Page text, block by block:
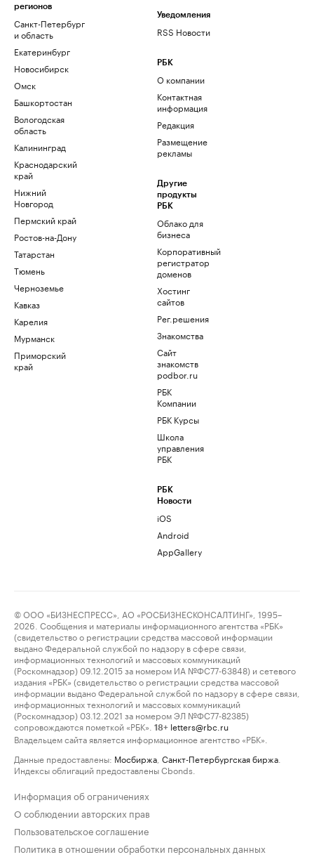
регионов
Санкт-Петербург
и область
Екатеринбург
Новосибирск
Омск
Башкортостан
Вологодская
область
Калининград
Краснодарский
край
Нижний
Новгород
Пермский край
Ростов-на-Дону
Татарстан
Тюмень
Черноземье
Кавказ
Карелия
Мурманск
Приморский
край
Уведомления
RSS Новости
РБК
О компании
Контактная
информация
Редакция
Размещение
рекламы
Другие
продукты
РБК
Облако для
бизнеса
Корпоративный
регистратор
доменов
Хостинг
сайтов
Рег.решения
Знакомства
Сайт
знакомств
podbor.ru
РБК
Компании
РБК Курсы
Школа
управления
РБК
РБК
Новости
iOS
Android
AppGallery
© ООО «БИЗНЕСПРЕСС», АО «РОСБИЗНЕСКОНСАЛТИНГ», 1995–
2026. Сообщения и материалы информационного агентства «РБК»
(свидетельство о регистрации средства массовой информации
выдано Федеральной службой по надзору в сфере связи,
информационных технологий и массовых коммуникаций
(Роскомнадзор) 09.12.2015 за номером ИА №ФС77-63848) и сетевого
издания «РБК» (свидетельство о регистрации средства массовой
информации выдано Федеральной службой по надзору в сфере связи,
информационных технологий и массовых коммуникаций
(Роскомнадзор) 03.12.2021 за номером ЭЛ №ФС77-82385)
сопровождаются пометкой «РБК».
18+ letters@rbc.ru
Владельцем сайта является информационное агентство «РБК».
Данные предоставлены: Мосбиржа Санкт-Петербургская биржа
Индексы облигаций предоставлены Cbonds.
Информация об ограничениях
О соблюдении авторских прав
Пользовательское соглашение
Политика в отношении обработки персональных данных